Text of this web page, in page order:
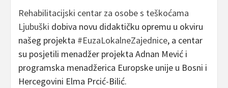
Rehabilitacijski centar za osobe s teškoćama
Ljubuški dobiva novu didaktičku opremu u okviru
našeg projekta #EuzaLokalneZajednice, a centar
su posjetili menadžer projekta Adnan Mević i
programska menadžerica Europske unije u Bosni i
Hercegovini Elma Prcić-Bilić.